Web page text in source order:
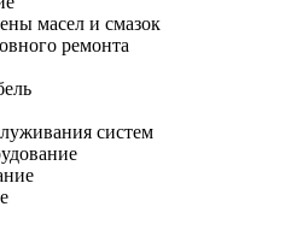
масел и смазок
ремонта
систем